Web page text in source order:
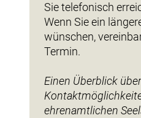
Sie telefonisch
Wenn Sie ein
wünschen,
Termin.
Einen Überblick über
ehrenamtlichen